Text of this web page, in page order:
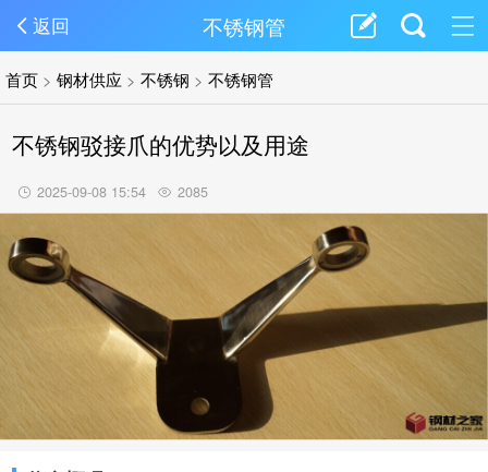
返回 不锈钢管
首页 >钢材供应 >不锈钢 >不锈钢管
不锈钢驳接爪的优势以及用途
2025-09-08 15:54 2085